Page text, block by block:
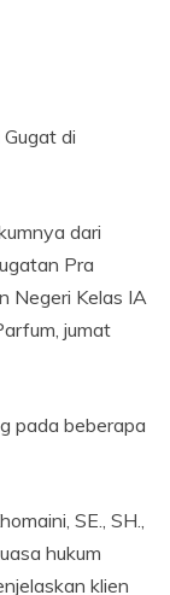
di
dari
Pra
Negeri Kelas IA
jumat
pada beberapa
SE., SH.,
hukum
klien